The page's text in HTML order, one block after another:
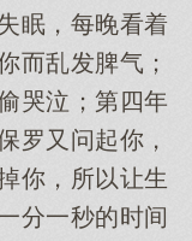
眠，每晚看着
而乱发脾气；
哭泣；第四年
罗又问起你，
你，所以让生
分一秒的时间